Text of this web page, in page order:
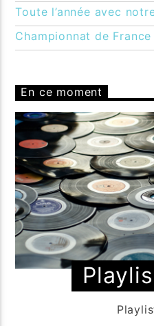
Toute l’année avec
Championnat de France
En ce moment